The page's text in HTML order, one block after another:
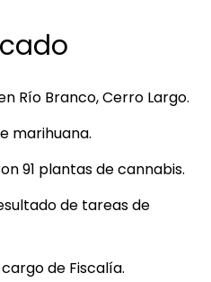
Río Branco, Cerro Largo.
marihuana.
91 plantas de cannabis.
de tareas de
de Fiscalía.